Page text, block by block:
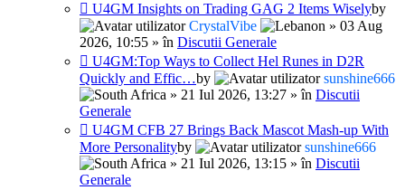
U4GM Insights on Trading GAG 2 Items Wiselyby
CrystalVibe
» 03 Aug
2026, 10:55 » în Discutii Generale
U4GM:Top Ways to Collect Hel Runes in D2R
Quickly and Effic…by
sunshine666
» 21 Iul 2026, 13:27 » în Discutii
Generale
U4GM CFB 27 Brings Back Mascot Mash-up With
More Personalityby
sunshine666
» 21 Iul 2026, 13:15 » în Discutii
Generale